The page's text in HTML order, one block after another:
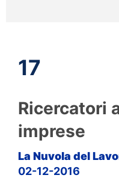
17
Ricercatori
imprese
La Nuvola del
02-12-2016